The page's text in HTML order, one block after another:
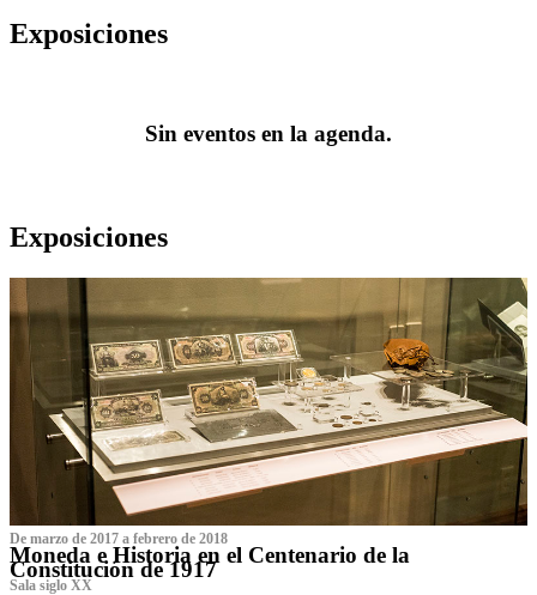
Exposiciones
Sin eventos en la agenda.
Exposiciones
De marzo de 2017 a febrero de 2018
Moneda e Historia en el Centenario de la
Constitución de 1917
Sala siglo XX